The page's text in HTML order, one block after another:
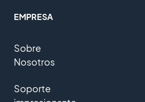
EMPRESA
Sobre
Nosotros
Soporte